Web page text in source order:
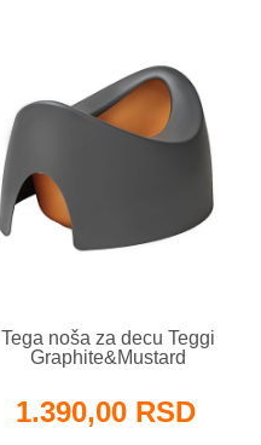
Tega noša za decu Teggi
Graphite&Mustard
1.390,00 RSD